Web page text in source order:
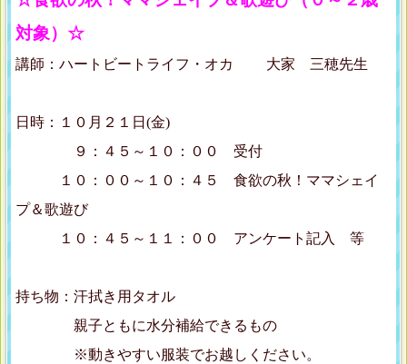
対象）☆
講師：ハートビートライフ・オカ 大家 三穂先生
日時：１０月２１日(金)
９：４５～１０：００ 受付
１０：００～１０：４５ 食欲の秋！ママシェイ
プ＆歌遊び
１０：４５～１１：００ アンケート記入 等
持ち物：汗拭き用タオル
親子ともに水分補給できるもの
※動きやすい服装でお越しください。